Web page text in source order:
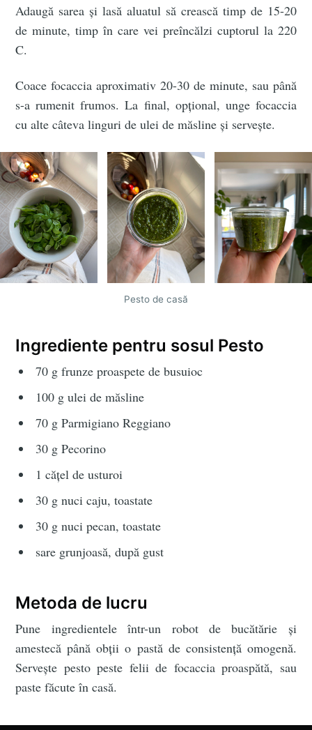
Adaugă sarea și lasă aluatul să crească timp de 15-20
de minute, timp în care vei preîncălzi cuptorul la 220
C.
Coace focaccia aproximativ 20-30 de minute, sau până
s-a rumenit frumos. La final, opțional, unge focaccia
cu alte câteva linguri de ulei de măsline și servește.
Pesto de casă
Ingrediente pentru sosul Pesto
70 g frunze proaspete de busuioc
100 g ulei de măsline
70 g Parmigiano Reggiano
30 g Pecorino
1 cățel de usturoi
30 g nuci caju, toastate
30 g nuci pecan, toastate
sare grunjoasă, după gust
Metoda de lucru
Pune ingredientele într-un robot de bucătărie și
amestecă până obții o pastă de consistență omogenă.
Servește pesto peste felii de focaccia proaspătă, sau
paste făcute în casă.